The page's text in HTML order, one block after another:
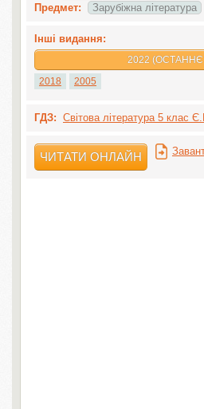
Предмет:
Зарубіжна література
Інші видання:
2022
2018
2005
ГДЗ: Світова література 5 клас
ЧИТАТИ ОНЛАЙН